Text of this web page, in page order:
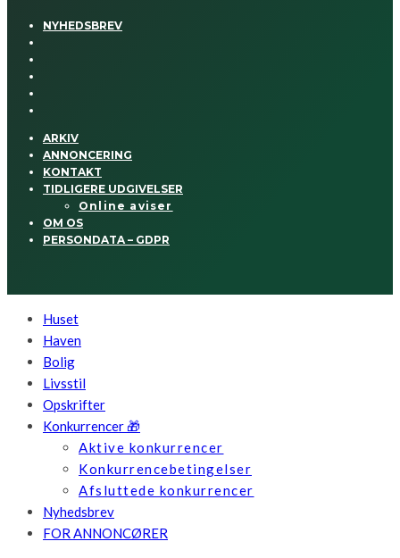
NYHEDSBREV
ARKIV
ANNONCERING
KONTAKT
TIDLIGERE UDGIVELSER
Online aviser
OM OS
PERSONDATA – GDPR
Huset
Haven
Bolig
Livsstil
Opskrifter
Konkurrencer 🎁
Aktive konkurrencer
Konkurrencebetingelser
Afsluttede konkurrencer
Nyhedsbrev
FOR ANNONCØRER